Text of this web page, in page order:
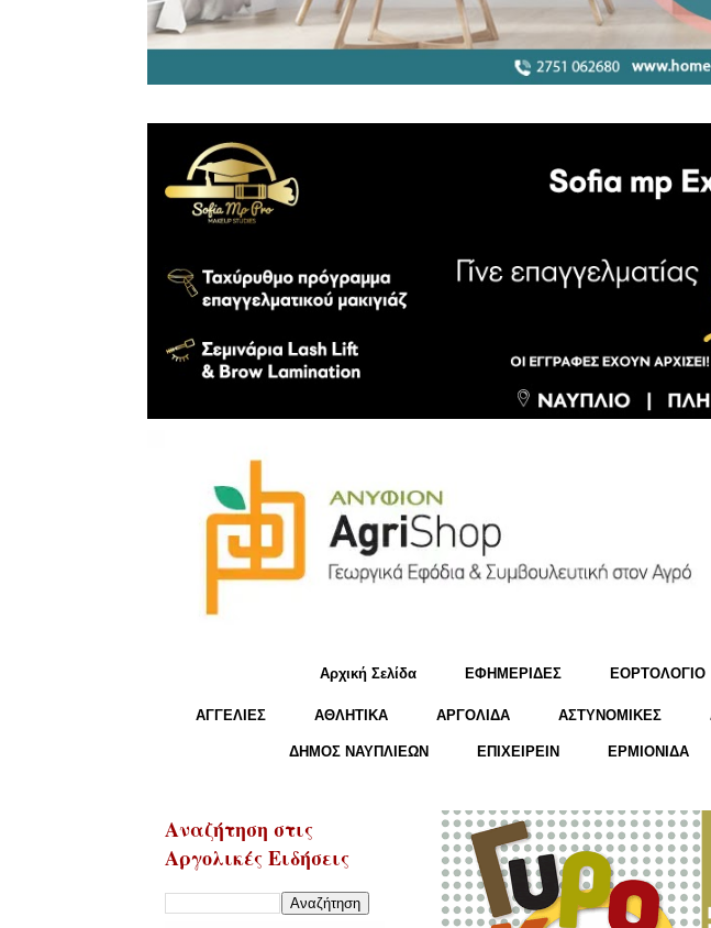
Αρχική Σελίδα ΕΦΗΜΕΡΙΔΕΣ ΕΟΡΤΟΛΟΓΙΟ
ΑΓΓΕΛΙΕΣ ΑΘΛΗΤΙΚΑ ΑΡΓΟΛΙΔΑ ΑΣΤΥΝΟΜΙΚΕΣ
ΔΗΜΟΣ ΝΑΥΠΛΙΕΩΝ ΕΠΙΧΕΙΡΕΙΝ ΕΡΜΙΟΝΙΔΑ
Αναζήτηση στις
Αργολικές Ειδήσεις